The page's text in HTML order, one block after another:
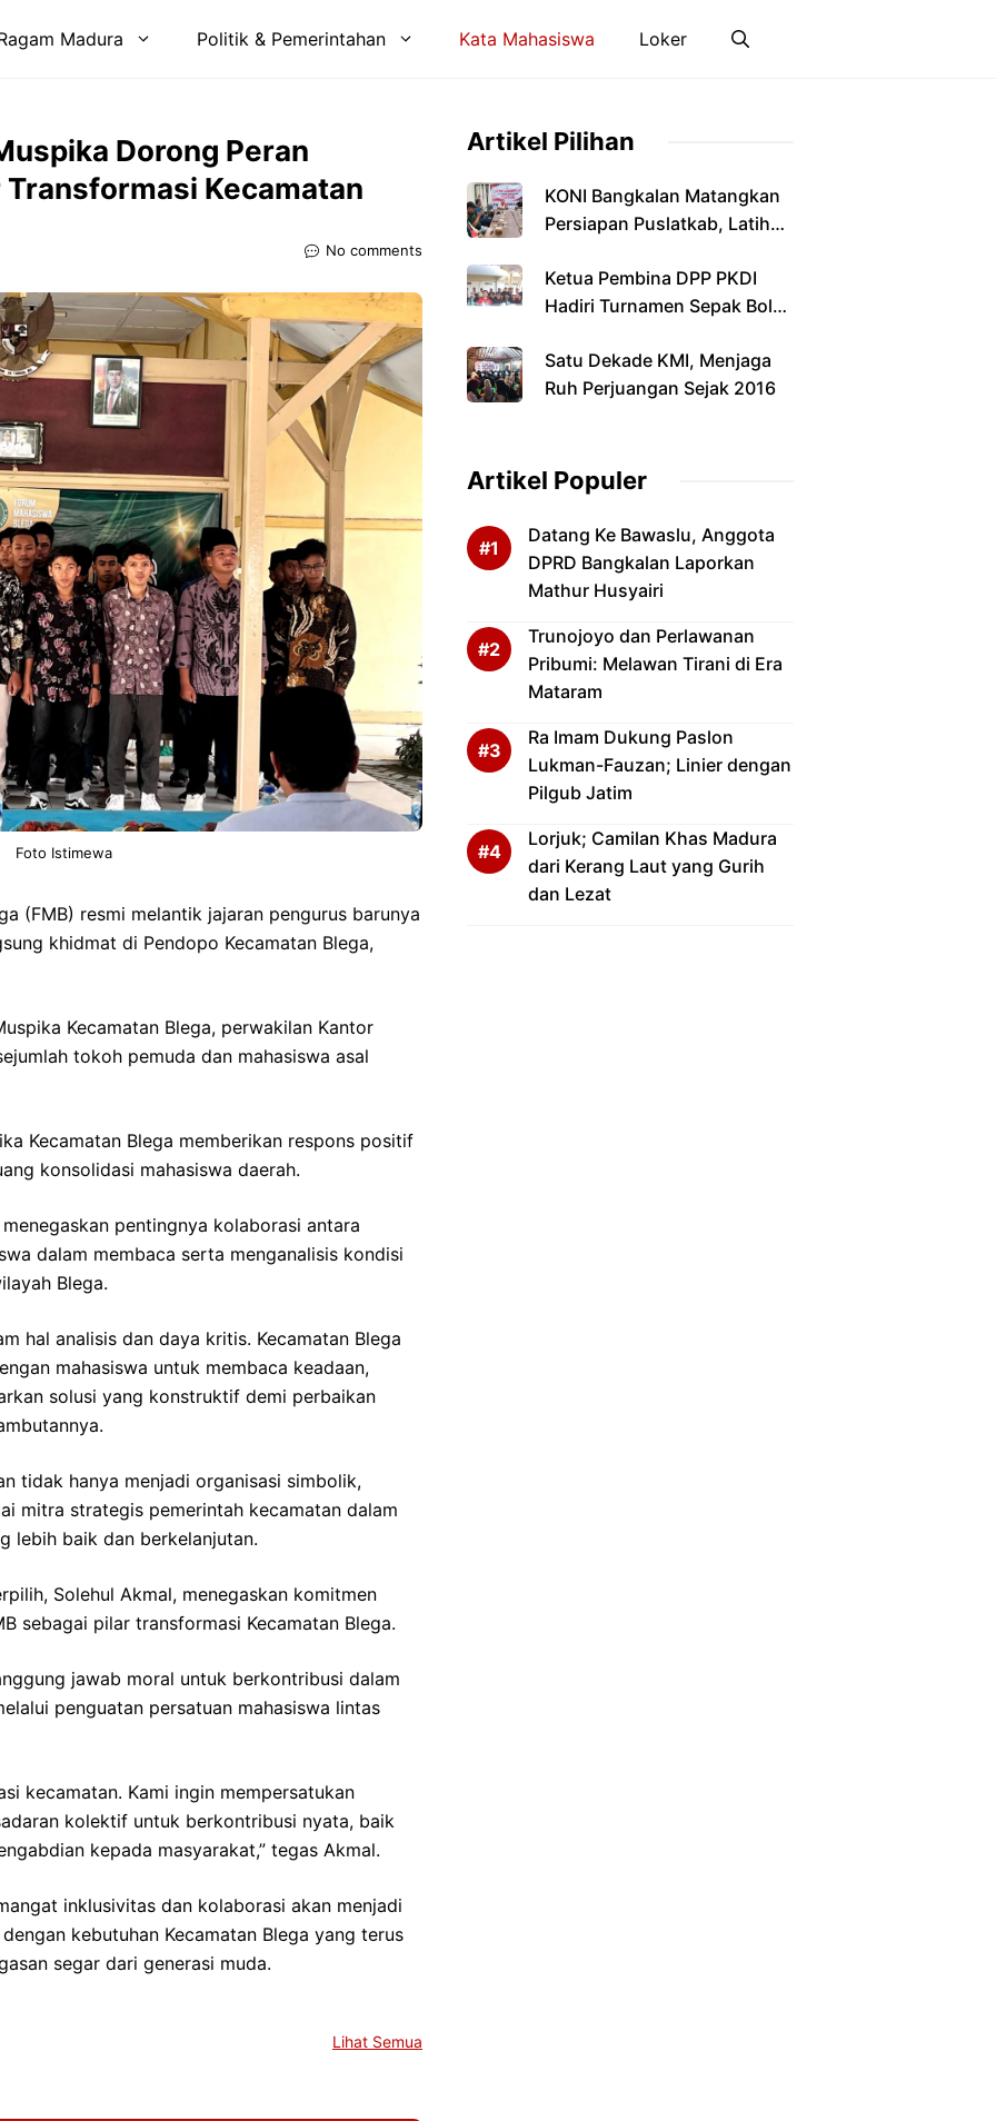
Madura Politik & Pemerintahan Kata Mahasiswa Loker
Dorong Peran
Kecamatan
No comments
Foto Istimewa
(FMB) resmi melantik jajaran pengurus barunya
khidmat di Pendopo Kecamatan Blega,
Kecamatan Blega, perwakilan Kantor
tokoh pemuda dan mahasiswa asal
Kecamatan Blega memberikan respons positif
konsolidasi mahasiswa daerah.
pentingnya kolaborasi antara
dalam membaca serta menganalisis kondisi
Blega.
hal analisis dan daya kritis. Kecamatan Blega
mahasiswa untuk membaca keadaan,
solusi yang konstruktif demi perbaikan
tidak hanya menjadi organisasi simbolik,
mitra strategis pemerintah kecamatan dalam
lebih baik dan berkelanjutan.
Solehul Akmal, menegaskan komitmen
sebagai pilar transformasi Kecamatan Blega.
jawab moral untuk berkontribusi dalam
penguatan persatuan mahasiswa lintas
kecamatan. Kami ingin mempersatukan
kolektif untuk berkontribusi nyata, baik
kepada masyarakat,” tegas Akmal.
inklusivitas dan kolaborasi akan menjadi
kebutuhan Kecamatan Blega yang terus
segar dari generasi muda.
Lihat Semua
Artikel Pilihan
KONI Bangkalan Matangkan
Persiapan Puslatkab, Latihan
2027
Ketua Pembina DPP PKDI
Hadiri Turnamen Sepak Bola
Pamekasan
Satu Dekade KMI, Menjaga
Ruh Perjuangan Sejak 2016
Artikel Populer
Datang Ke Bawaslu, Anggota
DPRD Bangkalan Laporkan
Mathur Husyairi
Trunojoyo dan Perlawanan
Pribumi: Melawan Tirani di Era
Mataram
Ra Imam Dukung Paslon
Lukman-Fauzan; Linier dengan
Pilgub Jatim
Lorjuk; Camilan Khas Madura
dari Kerang Laut yang Gurih
dan Lezat